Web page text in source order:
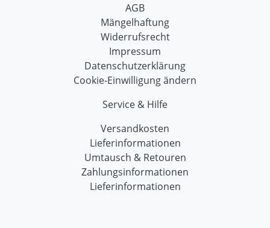
AGB
Mängelhaftung
Widerrufsrecht
Impressum
Datenschutzerklärung
Cookie-Einwilligung ändern
Service & Hilfe
Versandkosten
Lieferinformationen
Umtausch & Retouren
Zahlungsinformationen
Lieferinformationen